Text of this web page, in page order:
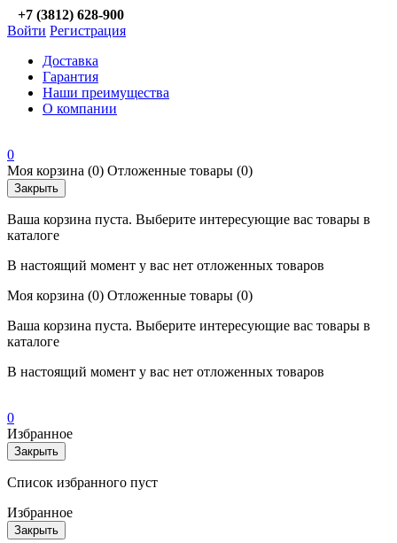
+7 (3812) 628-900
Войти Регистрация
Доставка
Гарантия
Наши преимущества
О компании
0
Моя корзина (0) Отложенные товары (0)
Закрыть
Ваша корзина пуста. Выберите интересующие вас товары в
каталоге
В настоящий момент у вас нет отложенных товаров
Моя корзина (0) Отложенные товары (0)
Ваша корзина пуста. Выберите интересующие вас товары в
каталоге
В настоящий момент у вас нет отложенных товаров
0
Избранное
Закрыть
Список избранного пуст
Избранное
Закрыть